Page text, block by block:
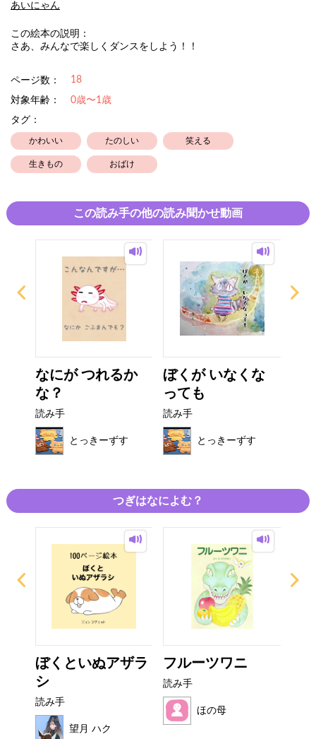
あいにゃん
この絵本の説明：
さあ、みんなで楽しくダンスをしよう！！
ページ数： 18
対象年齢：
0歳〜1歳
タグ：
かわいい たのしい 笑える
生きもの おばけ
この読み手の他の読み聞かせ動画
なにが つれるか
な？
読み手
とっきーずす
ぼくが いなくな
っても
読み手
とっきーずす
つぎはなによむ？
ぼくといぬアザラ
シ
読み手
望月 ハク
フルーツワニ
読み手
ほの母